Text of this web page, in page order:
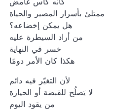
كأنّه كأس غامض
ممتلئ بأسرار المصير والحياة
هل يمكن إخضاعه؟
من أراد السيطرة عليه
خسر في النهاية
هكذا كان الأمر دومًا
لأن التغيّر فيه دائم
لا يَصلُح للقبضة أو الحيازة
من يقود اليوم